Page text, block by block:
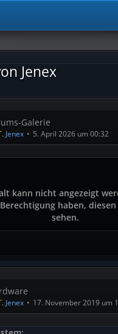
Jenex
Galerie
Jenex 5. April 2026 um 00:32
kann nicht angezeigt
haben,
sehen.
Jenex 17. November 2019 um